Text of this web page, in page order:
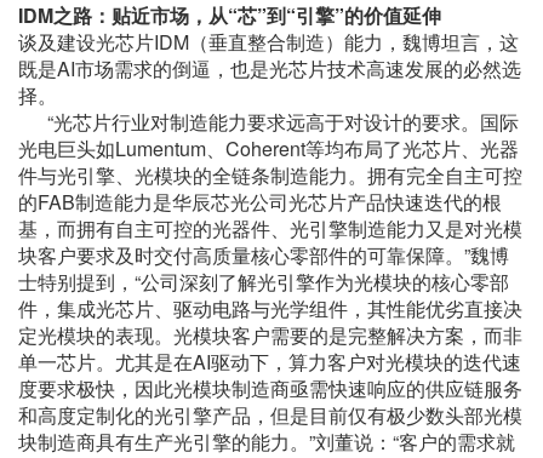
IDM之路：贴近市场，从“芯”到“引擎”的价值延伸
谈及建设光芯片IDM（垂直整合制造）能力，魏博坦言，这
既是AI市场需求的倒逼，也是光芯片技术高速发展的必然选
择。
“光芯片行业对制造能力要求远高于对设计的要求。国际
光电巨头如Lumentum、Coherent等均布局了光芯片、光器
件与光引擎、光模块的全链条制造能力。拥有完全自主可控
的FAB制造能力是华辰芯光公司光芯片产品快速迭代的根
基，而拥有自主可控的光器件、光引擎制造能力又是对光模
块客户要求及时交付高质量核心零部件的可靠保障。”魏博
士特别提到，“公司深刻了解光引擎作为光模块的核心零部
件，集成光芯片、驱动电路与光学组件，其性能优劣直接决
定光模块的表现。光模块客户需要的是完整解决方案，而非
单一芯片。尤其是在AI驱动下，算力客户对光模块的迭代速
度要求极快，因此光模块制造商亟需快速响应的供应链服务
和高度定制化的光引擎产品，但是目前仅有极少数头部光模
块制造商具有生产光引擎的能力。”刘董说：“客户的需求就